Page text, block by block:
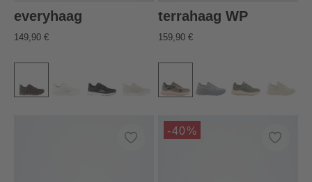
everyhaag
149,90 €
terrahaag WP
159,90 €
-40%